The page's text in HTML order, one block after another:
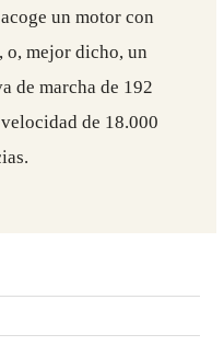
un motor con
o, mejor dicho, un
de marcha de 192
de 18.000